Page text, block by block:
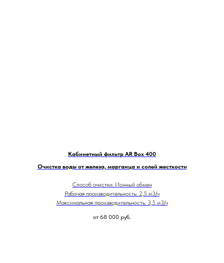
Кабинетный фильтр AR Box 400
Очистка воды от железа, марганца и солей жесткости
Способ очистки: Ионный обмен
Рабочая производительность: 2,5 м3/ч
Максимальная производительность: 3,5 м3/ч
от 68 000 руб.